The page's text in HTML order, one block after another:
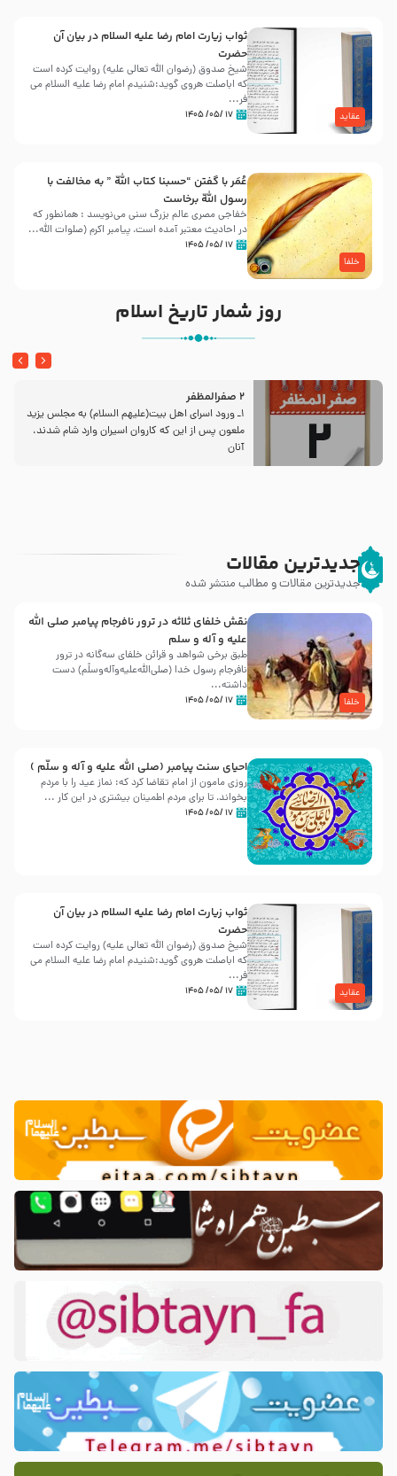
عقاید
ثواب زیارت امام رضا علیه السلام در بیان آن
حضرت
شیخ صدوق (رضوان الله تعالی علیه) روایت کرده است
که اباصلت هروی گوید:شنیدم امام رضا علیه السلام می
فر...
۱۷ /۰۵/ ۱۴۰۵
خلفا
عُمَر با گفتن “حسبنا كتاب اللّه ” به مخالفت با
رسول اللّه برخاست
خفاجی مصری عالم بزرگ سنی می‌نویسد : همانطور که
در احادیث معتبر آمده است، پیامبر اکرم (صلوات اللّه...
۱۷ /۰۵/ ۱۴۰۵
روز شمار تاریخ اسلام
2 صفرالمظفر
1ـ ورود اسراى اهل بیت‌(علیهم السلام) به مجلس یزید
ملعون پس از این كه كاروان اسیران وارد شام شدند،
آنان
جدیدترین مقالات
جدیدترین مقالات و مطالب منتشر شده
خلفا
نقش خلفای ثلاثه در ترور نافرجام پیامبر صلی الله
علیه و آله و سلم
طبق برخی شواهد و قرائن خلفای سه‌گانه در ترور
نافرجام رسول خدا (صلی‌الله‌علیه‌و‌آله‌وسلّم) دست
داشته‌...
۱۷ /۰۵/ ۱۴۰۵
احیای سنت پیامبر (صلی الله علیه و آله و سلّم )
روزی مامون از امام تقاضا کرد که: نماز عید را با مردم
بخواند، تا برای مردم اطمینان بیشتری در این کار ...
۱۷ /۰۵/ ۱۴۰۵
عقاید
ثواب زیارت امام رضا علیه السلام در بیان آن
حضرت
شیخ صدوق (رضوان الله تعالی علیه) روایت کرده است
که اباصلت هروی گوید:شنیدم امام رضا علیه السلام می
فر...
۱۷ /۰۵/ ۱۴۰۵